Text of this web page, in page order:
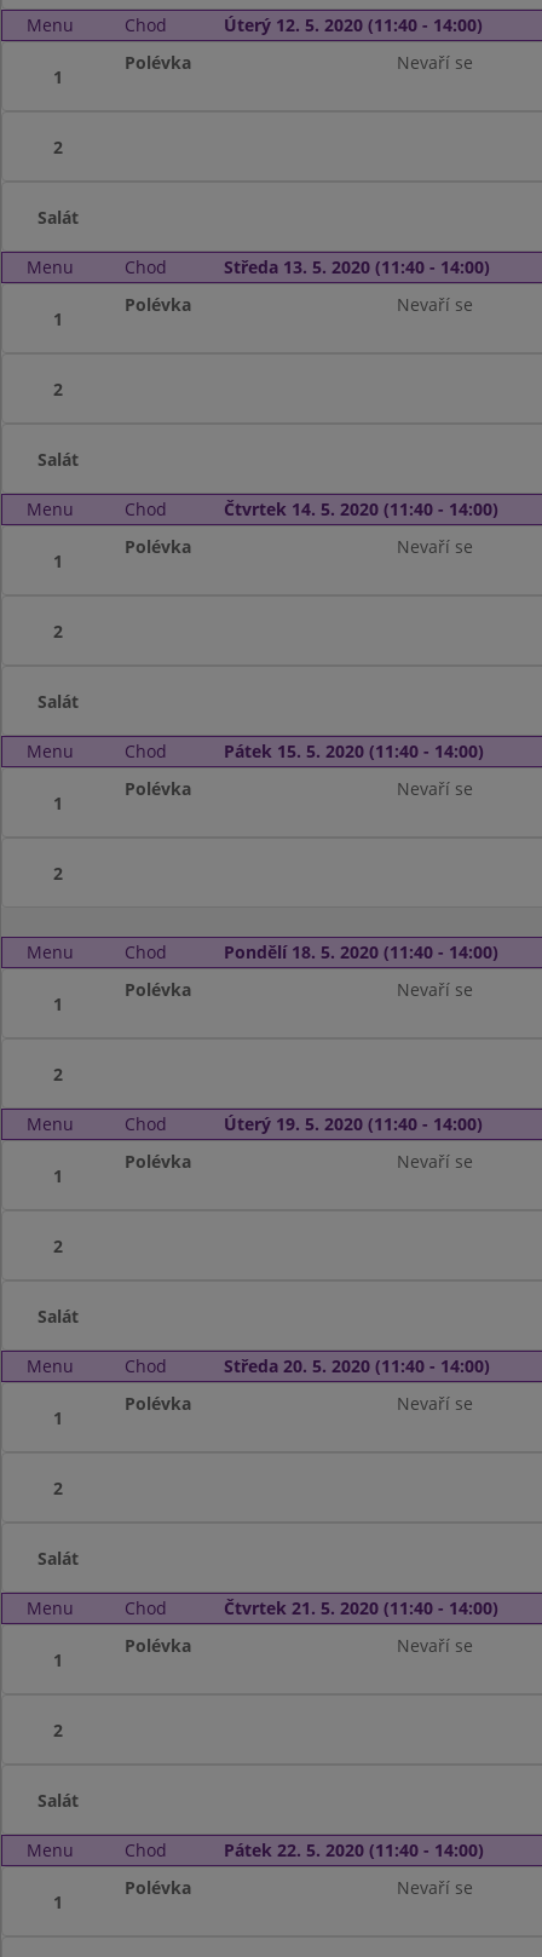
Menu Chod Úterý 12. 5. 2020 (11:40 - 14:00)
1
Polévka Nevaří se
2
Salát
Menu Chod Středa 13. 5. 2020 (11:40 - 14:00)
1
Polévka Nevaří se
2
Salát
Menu Chod Čtvrtek 14. 5. 2020 (11:40 - 14:00)
1
Polévka Nevaří se
2
Salát
Menu Chod Pátek 15. 5. 2020 (11:40 - 14:00)
1
Polévka Nevaří se
2
Menu Chod Pondělí 18. 5. 2020 (11:40 - 14:00)
1
Polévka Nevaří se
2
Menu Chod Úterý 19. 5. 2020 (11:40 - 14:00)
1
Polévka Nevaří se
2
Salát
Menu Chod Středa 20. 5. 2020 (11:40 - 14:00)
1
Polévka Nevaří se
2
Salát
Menu Chod Čtvrtek 21. 5. 2020 (11:40 - 14:00)
1
Polévka Nevaří se
2
Salát
Menu Chod Pátek 22. 5. 2020 (11:40 - 14:00)
1
Polévka Nevaří se